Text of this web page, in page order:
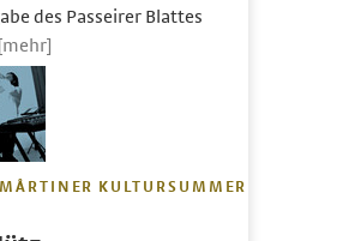
des Passeirer Blattes
[mehr]
KULTURSUMMER